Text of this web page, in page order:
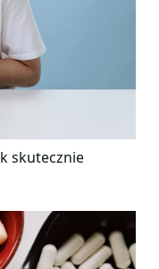
skutecznie